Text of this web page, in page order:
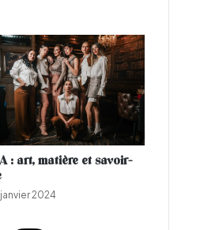
: art, matière et savoir-
2024